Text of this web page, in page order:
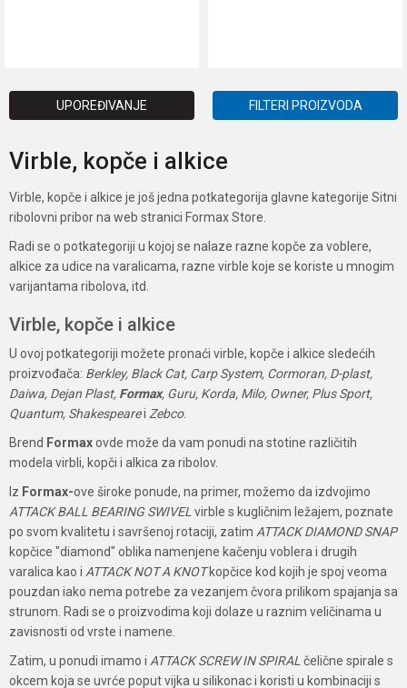
UPOREĐIVANJE FILTERI PROIZVODA
Virble, kopče i alkice
Virble, kopče i alkice je još jedna potkategorija glavne kategorije Sitni
ribolovni pribor na web stranici Formax Store.
Radi se o potkategoriji u kojoj se nalaze razne kopče za voblere,
alkice za udice na varalicama, razne virble koje se koriste u mnogim
varijantama ribolova, itd.
Virble, kopče i alkice
U ovoj potkategoriji možete pronaći virble, kopče i alkice sledećih
proizvođača: Berkley, Black Cat, Carp System, Cormoran, D-plast,
Daiwa, Dejan Plast, Formax, Guru, Korda, Milo, Owner, Plus Sport,
Quantum, Shakespearei Zebco.
Brend Formaxovde može da vam ponudi na stotine različitih
modela virbli, kopči i alkica za ribolov.
Iz Formax-ove široke ponude, na primer, možemo da izdvojimo
ATTACK BALL BEARING SWIVEL virble s kugličnim ležajem, poznate
po svom kvalitetu i savršenoj rotaciji, zatim ATTACK DIAMOND SNAP
kopčice "diamond" oblika namenjene kačenju voblera i drugih
varalica kao i ATTACK NOT A KNOTkopčice kod kojih je spoj veoma
pouzdan iako nema potrebe za vezanjem čvora prilikom spajanja sa
strunom. Radi se o proizvodima koji dolaze u raznim veličinama u
zavisnosti od vrste i namene.
Zatim, u ponudi imamo i ATTACK SCREW IN SPIRAL čelične spirale s
okcem koja se uvrće poput vijka u silikonac i koristi u kombinaciji s